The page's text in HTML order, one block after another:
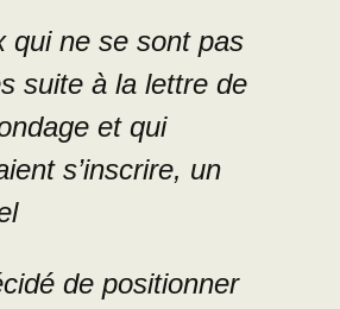
qui ne se sont pas
suite à la lettre de
et qui
s’inscrire, un
de positionner